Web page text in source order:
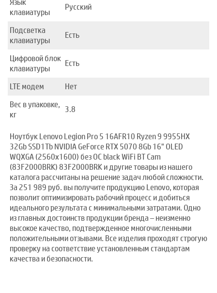
Язык
клавиатуры
Русский
Подсветка
клавиатуры
Есть
Цифровой блок
клавиатуры
Есть
LTE модем
Нет
Вес в упаковке,
кг
3.8
Ноутбук Lenovo Legion Pro 5 16AFR10 Ryzen 9 9955HX
32Gb SSD1Tb NVIDIA GeForce RTX 5070 8Gb 16" OLED
WQXGA (2560x1600) без ОС black WiFi BT Cam
(83F2000BRK) 83F2000BRK и другие товары из нашего
каталога рассчитаны на решение задач любой сложности.
За 251 989 руб. вы получите продукцию Lenovo, которая
позволит оптимизировать рабочий процесс и добиться
идеального результата с минимальными затратами. Одно
из главных достоинств продукции бренда – неизменно
высокое качество, подтвержденное многочисленными
положительными отзывами. Все изделия проходят строгую
проверку на соответствие установленным стандартам
качества и безопасности.